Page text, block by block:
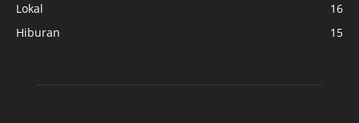
Lokal
16
Hiburan
15